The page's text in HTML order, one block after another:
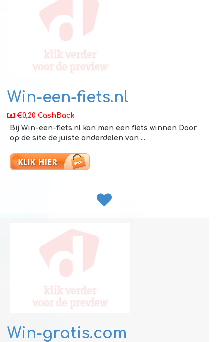
Win-een-fiets.nl
€0,20 CashBack
Bij Win-een-fiets.nl kan men een fiets winnen Door
op de site de juiste onderdelen van ...
Win-gratis.com